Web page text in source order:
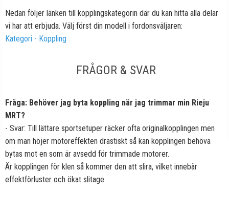
Nedan följer länken till kopplingskategorin där du kan hitta alla delar
vi har att erbjuda. Välj först din modell i fordonsväljaren:
Kategori - Koppling
FRÅGOR & SVAR
Fråga: Behöver jag byta koppling när jag trimmar min Rieju
MRT?
- Svar: Till lättare sportsetuper räcker ofta originalkopplingen men
om man höjer motoreffekten drastiskt så kan kopplingen behöva
bytas mot en som är avsedd för trimmade motorer.
Är kopplingen för klen så kommer den att slira, vilket innebär
effektförluster och ökat slitage.